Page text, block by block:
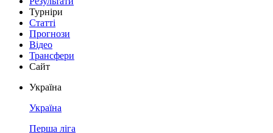
Турніри
Статті
Прогнози
Відео
Трансфери
Сайт
Україна
Україна
Перша ліга